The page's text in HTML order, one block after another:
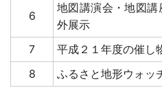
6
地図講演会・地図
外展示
7
平成２１年度の催し
8
ふるさと地形ウォッ